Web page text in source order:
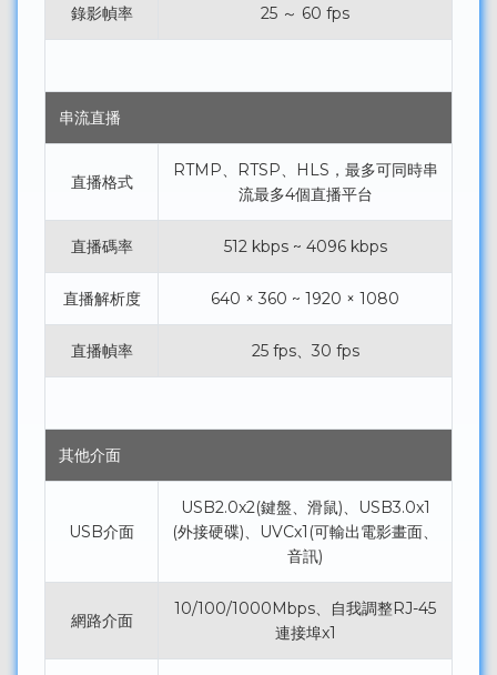
錄影幀率 25 ～ 60 fps
串流直播
直播格式
RTMP、RTSP、HLS，最多可同時串
流最多4個直播平台
直播碼率 512 kbps ~ 4096 kbps
直播解析度 640 × 360 ~ 1920 × 1080
直播幀率 25 fps、30 fps
其他介面
USB介面
USB2.0x2(鍵盤、滑鼠)、USB3.0x1
(外接硬碟)、UVCx1(可輸出電影畫面、
音訊)
網路介面
10/100/1000Mbps、自我調整RJ-45
連接埠x1